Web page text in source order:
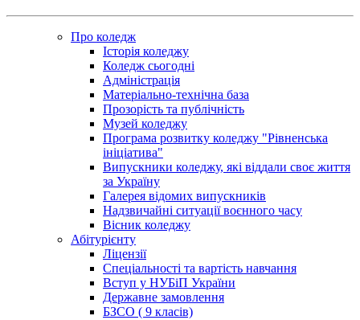
Про коледж
Історія коледжу
Коледж сьогодні
Адміністрація
Матеріально-технічна база
Прозорість та публічність
Музей коледжу
Програма розвитку коледжу "Рівненська
ініціатива"
Випускники коледжу, які віддали своє життя
за Україну
Галерея відомих випускників
Надзвичайні ситуації воєнного часу
Вісник коледжу
Абітурієнту
Ліцензії
Спеціальності та вартість навчання
Вступ у НУБіП України
Державне замовлення
БЗСО ( 9 класів)